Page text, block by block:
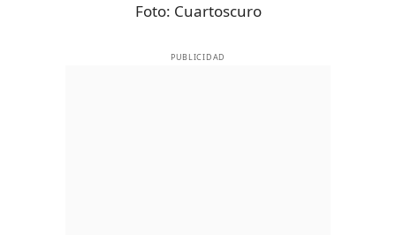
Foto: Cuartoscuro
PUBLICIDAD